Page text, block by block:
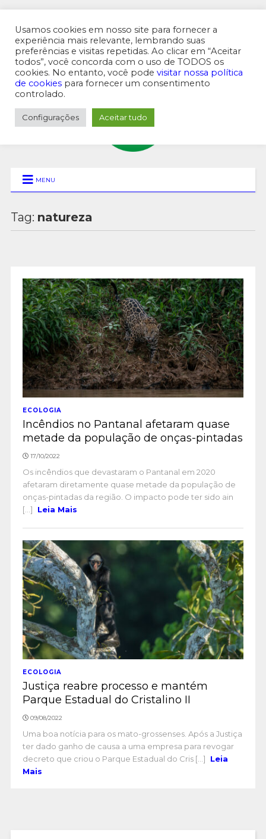
MENU SUPERIOR
MENU
Tag: natureza
ECOLOGIA
Incêndios no Pantanal afetaram quase
metade da população de onças-pintadas
17/10/2022
Os incêndios que devastaram o Pantanal em 2020
afetaram diretamente quase metade da população de
onças-pintadas da região. O impacto pode ter sido ain
[...]
Leia Mais
ECOLOGIA
Justiça reabre processo e mantém
Parque Estadual do Cristalino II
09/08/2022
Uma boa notícia para os mato-grossenses. Após a Justiça
ter dado ganho de causa a uma empresa para revogar
decreto que criou o Parque Estadual do Cris [...]
Leia
Mais
Usamos cookies em nosso site para fornecer a
experiência mais relevante, lembrando suas
preferências e visitas repetidas. Ao clicar em “Aceitar
todos”, você concorda com o uso de TODOS os
cookies. No entanto, você pode visitar nossa política
de cookies para fornecer um consentimento
controlado.
Configurações Aceitar tudo